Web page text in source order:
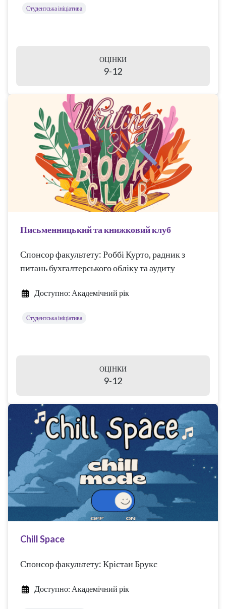
Студентська ініціатива
ОЦІНКИ
9-12
Письменницький та книжковий клуб
Спонсор факультету: Роббі Курто, радник з
питань бухгалтерського обліку та аудиту
Доступно: Академічний рік
Студентська ініціатива
ОЦІНКИ
9-12
Chill Space
Спонсор факультету: Крістан Брукс
Доступно: Академічний рік